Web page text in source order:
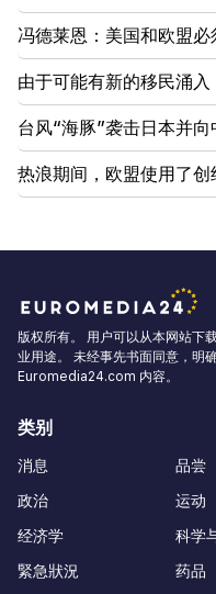
冯德莱恩：美国和欧盟
由于可能有新的移民涌
台风“海豚”袭击日本并
热浪期间，欧盟使用了
版权所有。 用户可以从本网站下
业用途。 未经事先书面同意，明
Euromedia24.com 内容。
类别
消息
政治
经济学
緊急狀況
品尝
运动
科学
药品